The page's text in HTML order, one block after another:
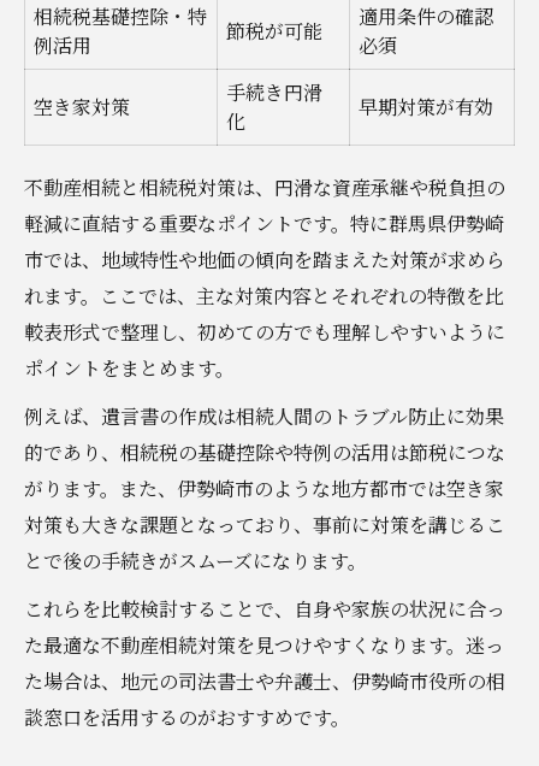
相続税基礎控除・特
例活用
節税が可能
適用条件の確認
必須
空き家対策
手続き円滑
化
早期対策が有効
不動産相続と相続税対策は、円滑な資産承継や税負担の
軽減に直結する重要なポイントです。特に群馬県伊勢崎
市では、地域特性や地価の傾向を踏まえた対策が求めら
れます。ここでは、主な対策内容とそれぞれの特徴を比
較表形式で整理し、初めての方でも理解しやすいように
ポイントをまとめます。
例えば、遺言書の作成は相続人間のトラブル防止に効果
的であり、相続税の基礎控除や特例の活用は節税につな
がります。また、伊勢崎市のような地方都市では空き家
対策も大きな課題となっており、事前に対策を講じるこ
とで後の手続きがスムーズになります。
これらを比較検討することで、自身や家族の状況に合っ
た最適な不動産相続対策を見つけやすくなります。迷っ
た場合は、地元の司法書士や弁護士、伊勢崎市役所の相
談窓口を活用するのがおすすめです。